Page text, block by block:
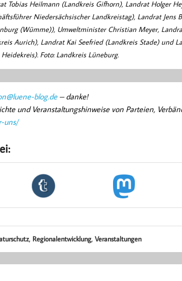
Tobias Heilmann (Landkreis Gifhorn), Landrat Holger
Niedersächsischer Landkreistag), Landrat Jens
(Wümme)), Umweltminister Christian Meyer,
Aurich), Landrat Kai Seefried (Landkreis Stade) und
Foto: Landkreis Lüneburg.
blog.de– danke!
und Veranstaltungshinweise von Parteien,
uns/
, Regionalentwicklung, Veranstaltungen